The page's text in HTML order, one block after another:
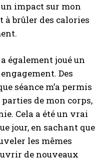
impact sur mon
brûler des calories
également joué un
Des
séance m’a permis
de mon corps,
Cela a été un vrai
jour, en sachant que
les mêmes
de nouveaux